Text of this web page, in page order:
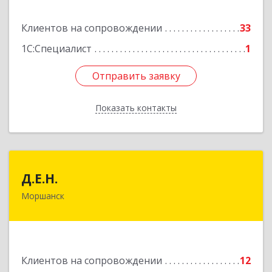
Клиентов на сопровождении
33
1С:Специалист
1
Отправить заявку
Показать контакты
Отправить заявку
Назад
Д.Е.Н.
Моршанск
Клиентов на сопровождении 12